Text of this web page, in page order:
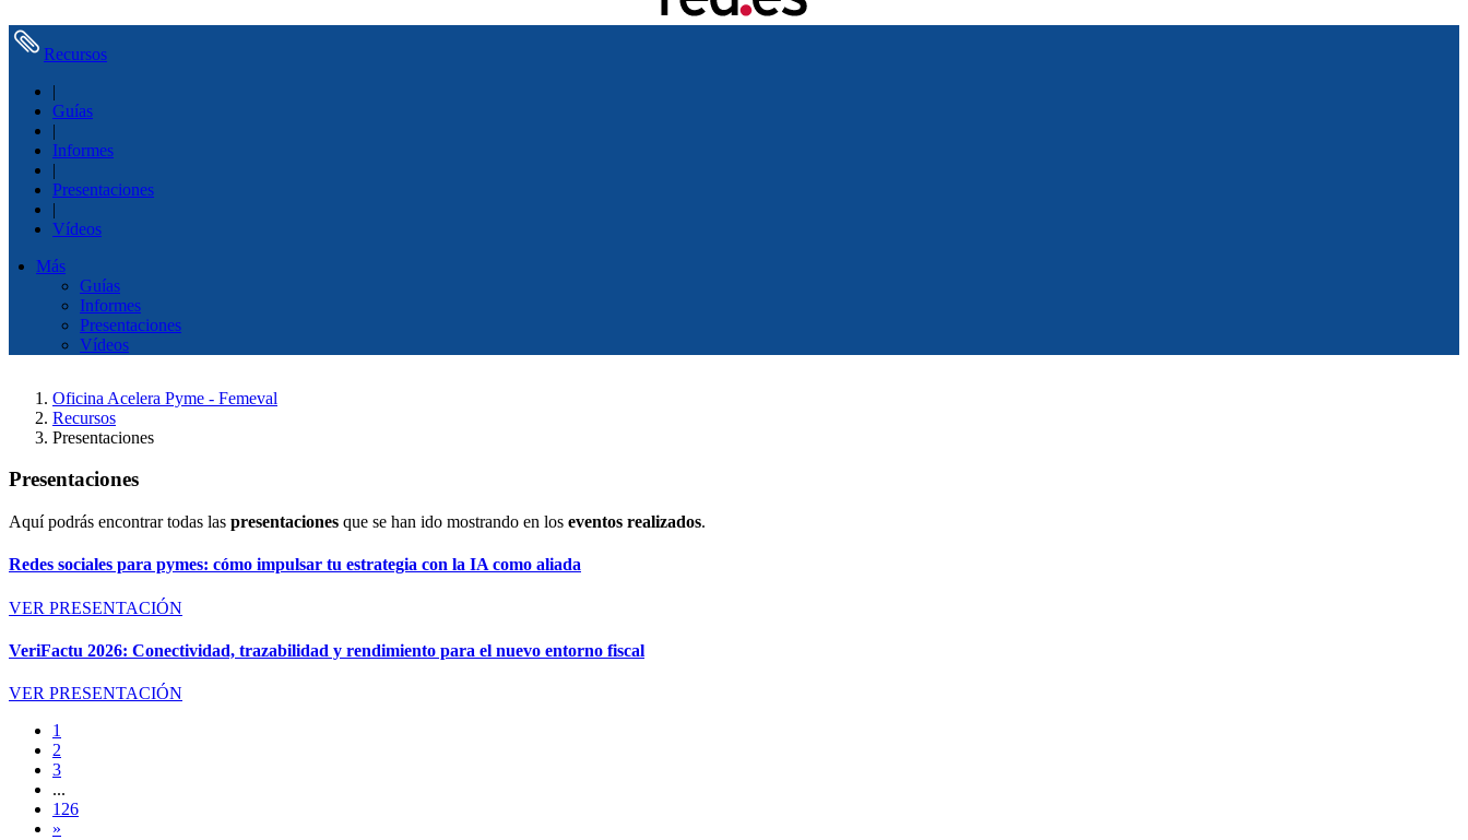
Recursos
|
Guías
|
Informes
|
Presentaciones
|
Vídeos
Más
Guías
Informes
Presentaciones
Vídeos
Oficina Acelera Pyme - Femeval
Recursos
Presentaciones
Presentaciones
Aquí podrás encontrar todas las presentaciones que se han ido mostrando en los eventos realizados.
Redes sociales para pymes: cómo impulsar tu estrategia con la IA como aliada
VER PRESENTACIÓN
VeriFactu 2026: Conectividad, trazabilidad y rendimiento para el nuevo entorno fiscal
VER PRESENTACIÓN
1
2
3
...
126
»